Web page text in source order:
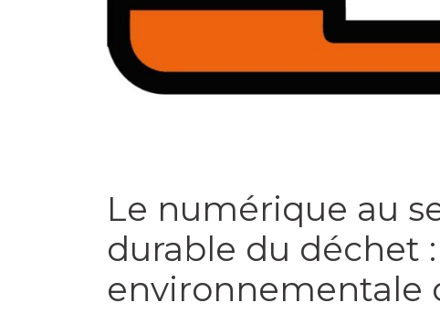
Le numérique au
durable du déchet
environnementale